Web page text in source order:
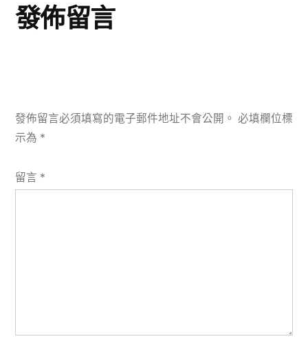
發佈留言
發佈留言必須填寫的電子郵件地址不會公開。 必填欄位標
示為 *
留言 *